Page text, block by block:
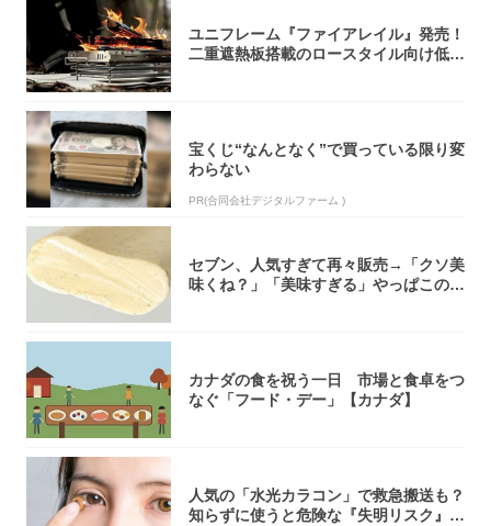
ユニフレーム『ファイアレイル』発売！
二重遮熱板搭載のロースタイル向け低型
宝くじ“なんとなく”で買っている限り変
わらない
PR(合同会社デジタルファーム )
セブン、人気すぎて再々販売→「クソ美
味くね？」「美味すぎる」やっぱこのク
カナダの食を祝う一日 市場と食卓をつ
なぐ「フード・デー」【カナダ】
人気の「水光カラコン」で救急搬送も？
知らずに使うと危険な『失明リスク』と